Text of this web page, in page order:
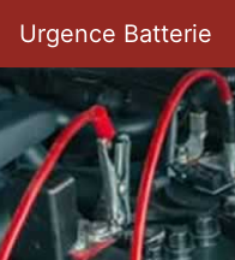
Urgence Batterie